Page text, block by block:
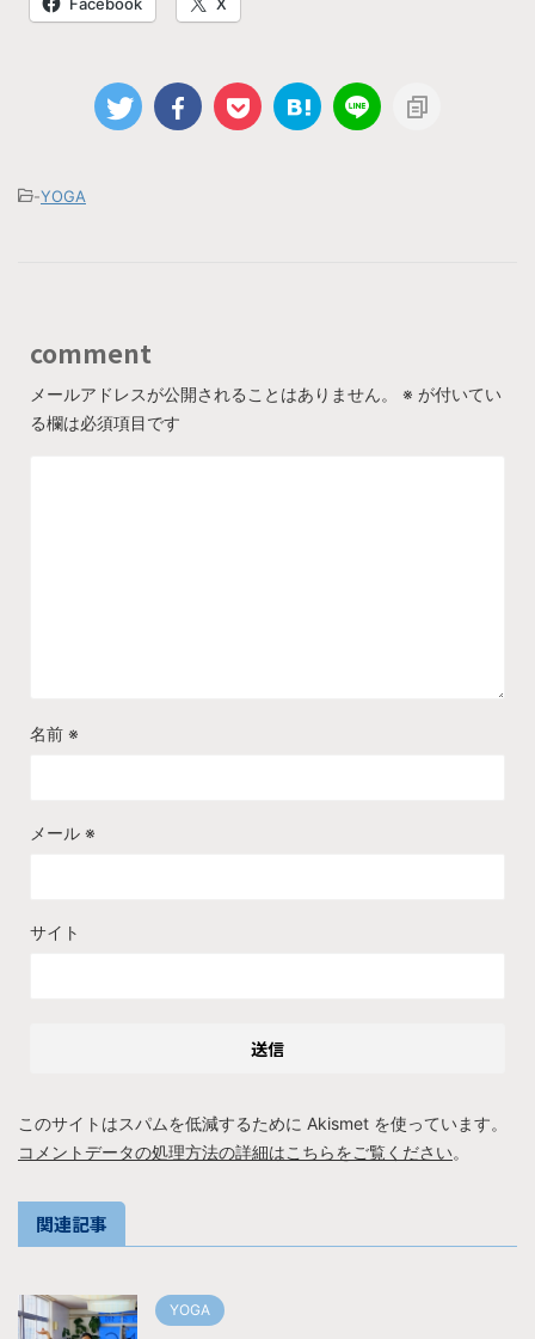
-YOGA
comment
メールアドレスが公開されることはありません。 ※ が付いてい
る欄は必須項目です
名前 ※
メール ※
サイト
このサイトはスパムを低減するために Akismet を使っています。
コメントデータの処理方法の詳細はこちらをご覧ください。
関連記事
YOGA